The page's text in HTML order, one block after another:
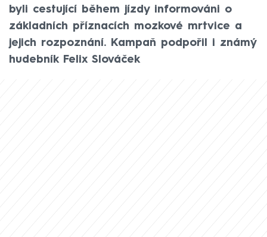
byli cestující během jízdy informováni o
základních příznacích mozkové mrtvice a
jejich rozpoznání. Kampaň podpořil i známý
hudebník Felix Slováček